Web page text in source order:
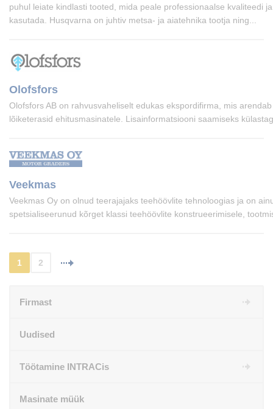
puhul leiate kindlasti tooted, mida peale professionaalse kvaliteedi
kasutada. Husqvarna on juhtiv metsa- ja aiatehnika tootja ning...
Olofsfors
Olofsfors AB on rahvusvaheliselt edukas ekspordifirma, mis
lõiketerasid ehitusmasinatele. Lisainformatsiooni saamiseks
Veekmas
Veekmas Oy on olnud teerajajaks teehöövlite tehnoloogias ja on
spetsialiseerunud kõrget klassi teehöövlite konstrueerimisele,
1 2
Firmast
Uudised
Töötamine INTRACis
Masinate müük